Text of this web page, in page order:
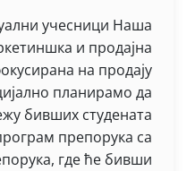
учесници Наша
и продајна
на продају
планирамо да
бивших студената
препорука са
где ће бивши